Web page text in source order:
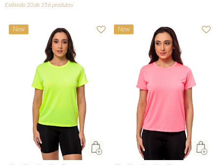
Exibindo 20 de 356 produtos
New New